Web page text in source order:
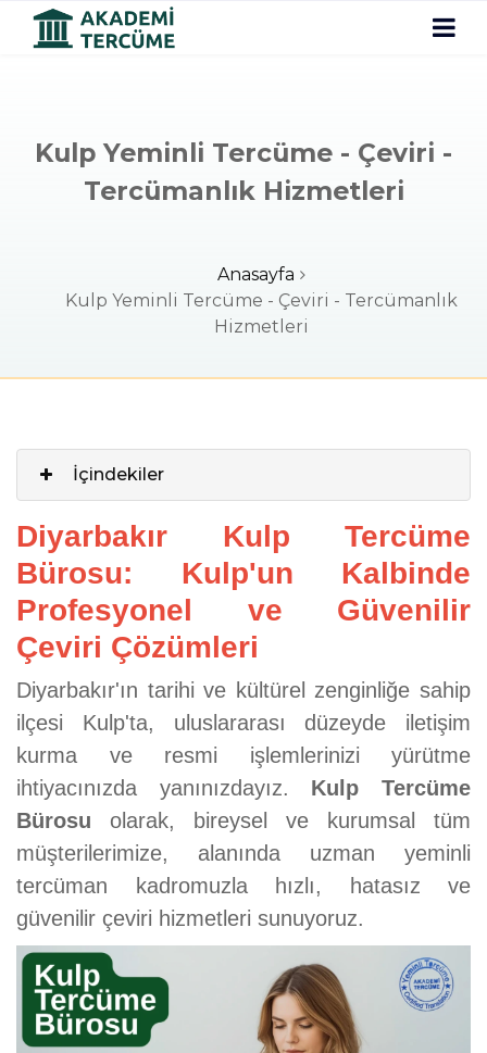
Kulp Yeminli Tercüme - Çeviri -
Tercümanlık Hizmetleri
Anasayfa
Kulp Yeminli Tercüme - Çeviri - Tercümanlık
Hizmetleri
İçindekiler
Diyarbakır Kulp Tercüme
Bürosu: Kulp'un Kalbinde
Profesyonel ve Güvenilir
Çeviri Çözümleri
Diyarbakır'ın tarihi ve kültürel zenginliğe sahip
ilçesi Kulp'ta, uluslararası düzeyde iletişim
kurma ve resmi işlemlerinizi yürütme
ihtiyacınızda yanınızdayız. Kulp Tercüme
Bürosu olarak, bireysel ve kurumsal tüm
müşterilerimize, alanında uzman yeminli
tercüman kadromuzla hızlı, hatasız ve
güvenilir çeviri hizmetleri sunuyoruz.